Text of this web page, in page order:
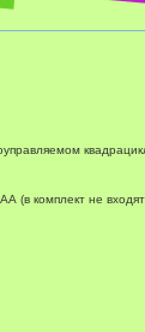
(в комплект не